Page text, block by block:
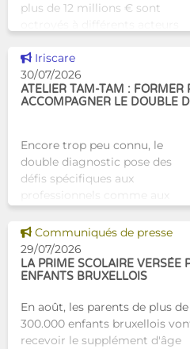
plus de 12 millions € sont
travail au serv
Voir cette news
Iriscare
30/07/2026
ATELIER TAM-TAM : FORMER
ACCOMPAGNER LE DOUBLE
Encore trop peu connu, le
double diagnostic pose des
défis spécifiques aux
professionnels comme aux
Tam-Tam apporte une réponse
concrète avec une formation
dest
Voir cette news
Communiqués de presse
29/07/2026
LA PRIME SCOLAIRE
ENFANTS BRUXELLOIS
En août, les parents de plus de
300.000 enfants bruxellois
recevoir le supplément d'âge